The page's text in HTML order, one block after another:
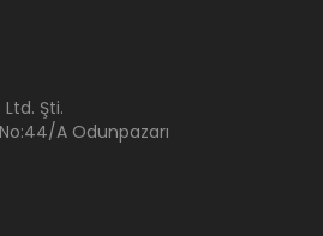
Ltd. Şti.
A Odunpazarı